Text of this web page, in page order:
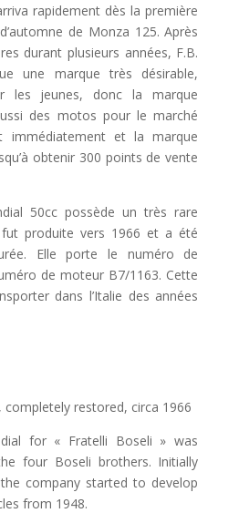
rapidement dès la première
de Monza 125. Après
durant plusieurs années, F.B.
une marque très désirable,
les jeunes, donc la marque
des motos pour le marché
immédiatement et la marque
obtenir 300 points de vente
50cc possède un très rare
produite vers 1966 et a été
Elle porte le numéro de
de moteur B7/1163. Cette
dans l’Italie des années
completely restored, circa 1966
for « Fratelli Boseli » was
four Boseli brothers. Initially
company started to develop
from 1948.